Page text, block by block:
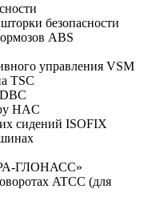
безопасности
ABS
управления VSM
TSC
HAC
сидений ISOFIX
ГЛОНАСС»
ATCC (для